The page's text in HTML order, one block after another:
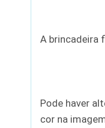
A brincadeira
Pode haver
cor na